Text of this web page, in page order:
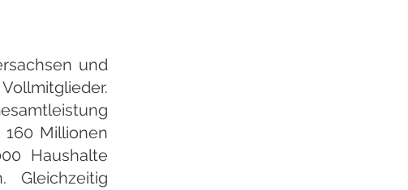
und
Millionen
Haushalte
Gleichzeitig